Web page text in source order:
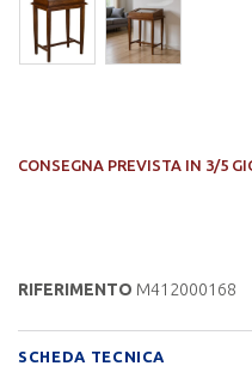
CONSEGNA PREVISTA IN 3/5
RIFERIMENTO M412000168
SCHEDA TECNICA